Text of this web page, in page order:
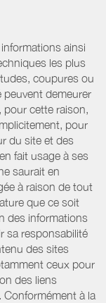
ainsi
les plus
coupures ou
demeurer
pour cette raison,
pour
du site et des
fait usage à ses
saurait en
à raison de tout
que ce soit
des informations
sa responsabilité
des sites
ceux pour
des liens
Conformément à la